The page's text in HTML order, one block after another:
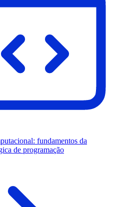
fundamentos da
de programação